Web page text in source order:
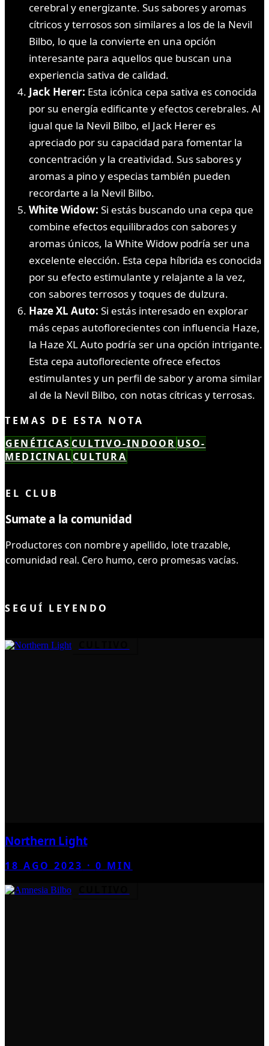
cerebral y energizante. Sus sabores y aromas
cítricos y terrosos son similares a los de la Nevil
Bilbo, lo que la convierte en una opción
interesante para aquellos que buscan una
experiencia sativa de calidad.
Jack Herer: Esta icónica cepa sativa es conocida
por su energía edificante y efectos cerebrales. Al
igual que la Nevil Bilbo, el Jack Herer es
apreciado por su capacidad para fomentar la
concentración y la creatividad. Sus sabores y
aromas a pino y especias también pueden
recordarte a la Nevil Bilbo.
White Widow: Si estás buscando una cepa que
combine efectos equilibrados con sabores y
aromas únicos, la White Widow podría ser una
excelente elección. Esta cepa híbrida es conocida
por su efecto estimulante y relajante a la vez,
con sabores terrosos y toques de dulzura.
Haze XL Auto: Si estás interesado en explorar
más cepas autoflorecientes con influencia Haze,
la Haze XL Auto podría ser una opción intrigante.
Esta cepa autofloreciente ofrece efectos
estimulantes y un perfil de sabor y aroma similar
al de la Nevil Bilbo, con notas cítricas y terrosas.
TEMAS DE ESTA NOTA
GENÉTICAS CULTIVO-INDOOR USO-
MEDICINAL CULTURA
EL CLUB
Sumate a la comunidad
Productores con nombre y apellido, lote trazable,
comunidad real. Cero humo, cero promesas vacías.
SEGUÍ LEYENDO
Northern Light
18 AGO 2023 ·0 MIN